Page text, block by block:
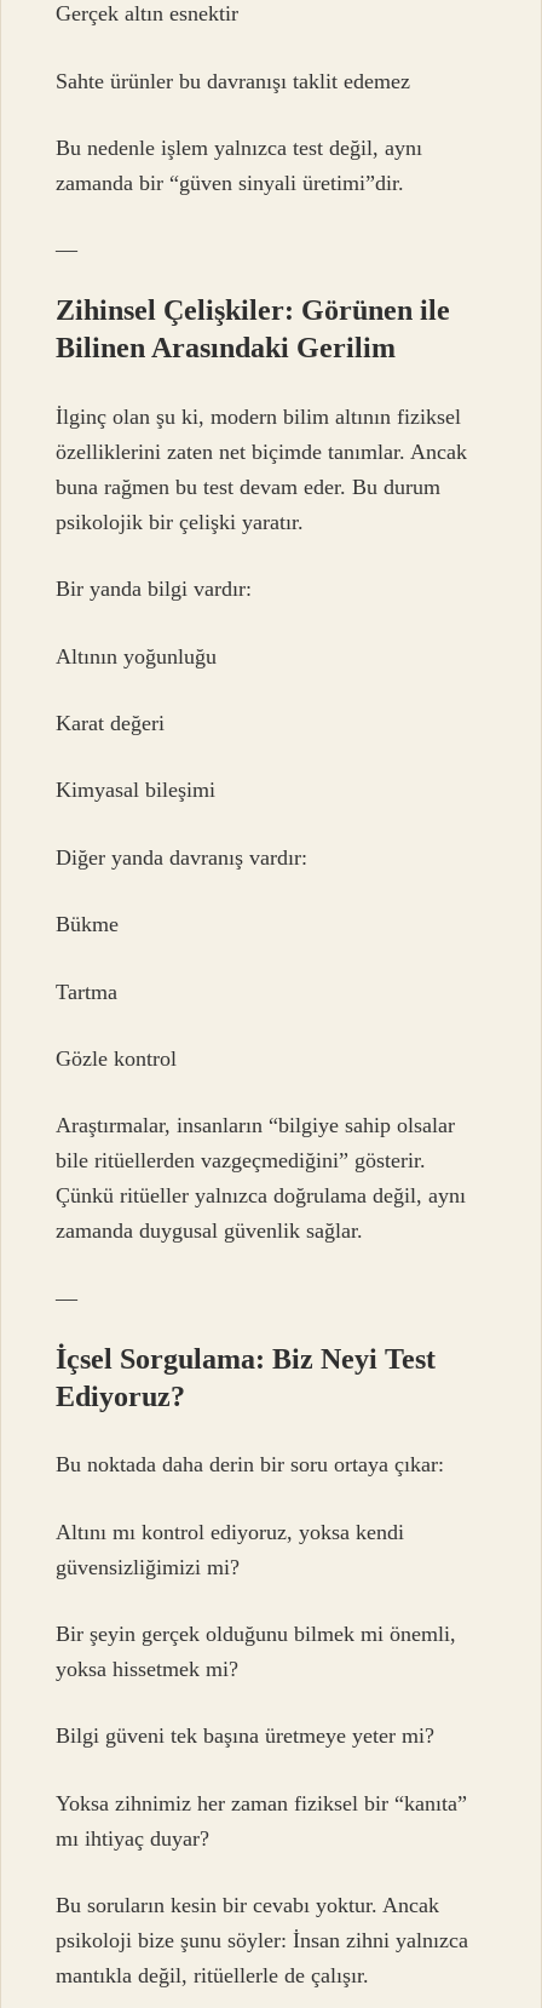
Gerçek altın esnektir
Sahte ürünler bu davranışı taklit edemez
Bu nedenle işlem yalnızca test değil, aynı
zamanda bir “güven sinyali üretimi”dir.
—
Zihinsel Çelişkiler: Görünen ile
Bilinen Arasındaki Gerilim
İlginç olan şu ki, modern bilim altının fiziksel
özelliklerini zaten net biçimde tanımlar. Ancak
buna rağmen bu test devam eder. Bu durum
psikolojik bir çelişki yaratır.
Bir yanda bilgi vardır:
Altının yoğunluğu
Karat değeri
Kimyasal bileşimi
Diğer yanda davranış vardır:
Bükme
Tartma
Gözle kontrol
Araştırmalar, insanların “bilgiye sahip olsalar
bile ritüellerden vazgeçmediğini” gösterir.
Çünkü ritüeller yalnızca doğrulama değil, aynı
zamanda duygusal güvenlik sağlar.
—
İçsel Sorgulama: Biz Neyi Test
Ediyoruz?
Bu noktada daha derin bir soru ortaya çıkar:
Altını mı kontrol ediyoruz, yoksa kendi
güvensizliğimizi mi?
Bir şeyin gerçek olduğunu bilmek mi önemli,
yoksa hissetmek mi?
Bilgi güveni tek başına üretmeye yeter mi?
Yoksa zihnimiz her zaman fiziksel bir “kanıta”
mı ihtiyaç duyar?
Bu soruların kesin bir cevabı yoktur. Ancak
psikoloji bize şunu söyler: İnsan zihni yalnızca
mantıkla değil, ritüellerle de çalışır.